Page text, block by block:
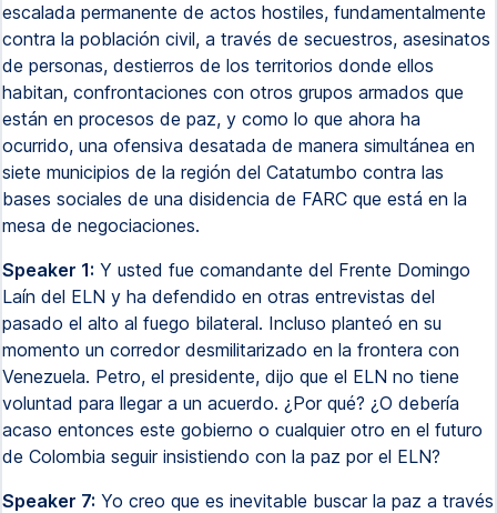
escalada permanente de actos hostiles, fundamentalmente
contra la población civil, a través de secuestros, asesinatos
de personas, destierros de los territorios donde ellos
habitan, confrontaciones con otros grupos armados que
están en procesos de paz, y como lo que ahora ha
ocurrido, una ofensiva desatada de manera simultánea en
siete municipios de la región del Catatumbo contra las
bases sociales de una disidencia de FARC que está en la
mesa de negociaciones.
Speaker 1: Y usted fue comandante del Frente Domingo
Laín del ELN y ha defendido en otras entrevistas del
pasado el alto al fuego bilateral. Incluso planteó en su
momento un corredor desmilitarizado en la frontera con
Venezuela. Petro, el presidente, dijo que el ELN no tiene
voluntad para llegar a un acuerdo. ¿Por qué? ¿O debería
acaso entonces este gobierno o cualquier otro en el futuro
de Colombia seguir insistiendo con la paz por el ELN?
Speaker 7: Yo creo que es inevitable buscar la paz a través